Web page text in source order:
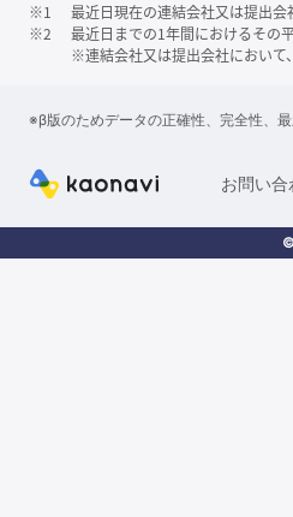
※1
最近日現在の連結会社又は提出
※2
最近日までの1年間におけるその
※連結会社又は提出会社において
※β版のためデータの正確性、完全性、
お問い合